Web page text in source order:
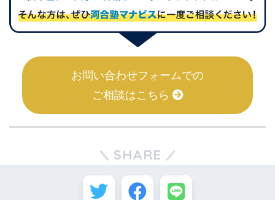
お問い合わせフォームでの
ご相談はこちら
SHARE